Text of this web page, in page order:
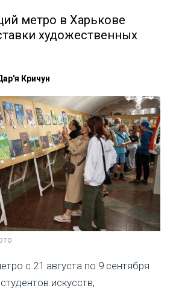
метро в Харькове
художественных
Кричун
с 21 августа по 9 сентября
искусств,